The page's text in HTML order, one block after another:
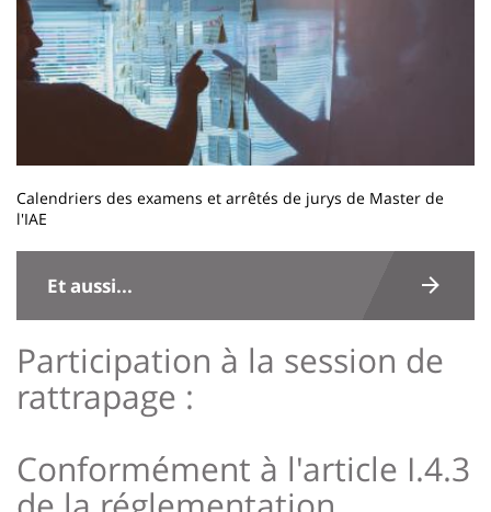
Calendriers des examens et arrêtés de jurys de Master de
l'IAE
Contenu
de
la
page
principale
Et aussi...
Participation à la session de
rattrapage :
Conformément à l'article I.4.3